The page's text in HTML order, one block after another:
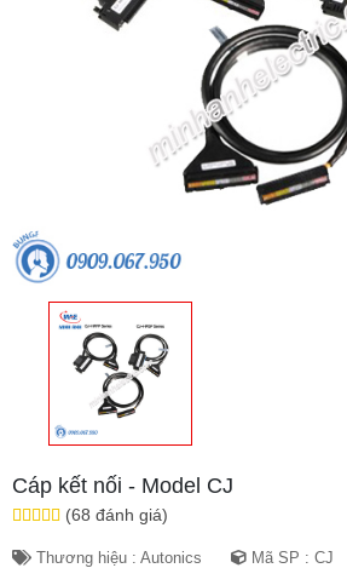
Cáp kết nối - Model CJ
(68 đánh giá)
Thương hiệu : Autonics Mã SP : CJ